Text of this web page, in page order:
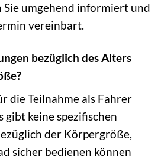
Sie umgehend informiert und
vereinbart.
bezüglich des Alters
die Teilnahme als Fahrer
gibt keine spezifischen
der Körpergröße,
sicher bedienen können